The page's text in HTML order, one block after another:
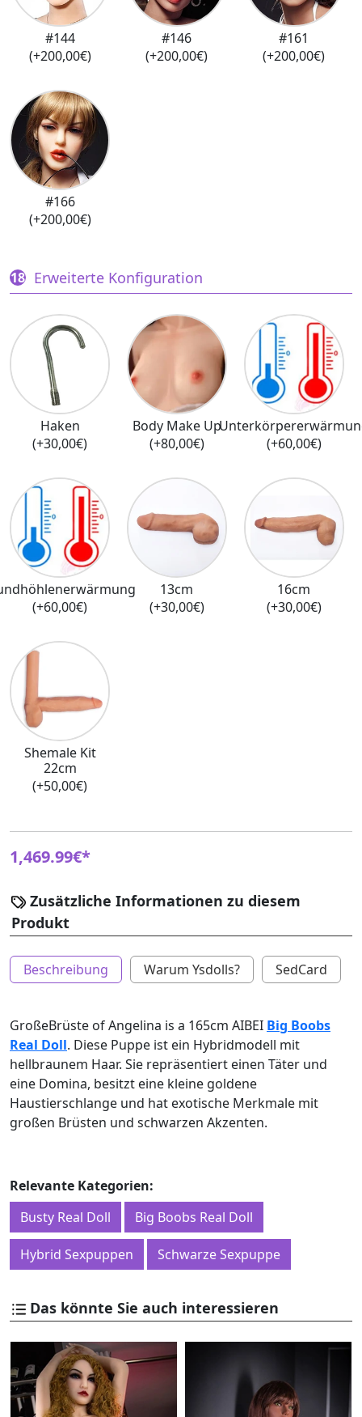
#144
(+200,00€)
#146
(+200,00€)
#161
(+200,00€)
#166
(+200,00€)
Erweiterte Konfiguration
Haken
(+30,00€)
Body Make Up
(+80,00€)
(+60,00€)
(+60,00€)
13cm
(+30,00€)
16cm
(+30,00€)
Shemale Kit
22cm
(+50,00€)
1,469.99€*
Zusätzliche Informationen zu diesem
Produkt
Beschreibung Warum Ysdolls? SedCard
GroßeBrüste of Angelina is a 165cm AIBEI Big Boobs
Real Doll. Diese Puppe ist ein Hybridmodell mit
hellbraunem Haar. Sie repräsentiert einen Täter und
eine Domina, besitzt eine kleine goldene
Haustierschlange und hat exotische Merkmale mit
großen Brüsten und schwarzen Akzenten.
Relevante Kategorien:
Busty Real Doll
Big Boobs Real Doll
Hybrid Sexpuppen Schwarze Sexpuppe
Das könnte Sie auch interessieren